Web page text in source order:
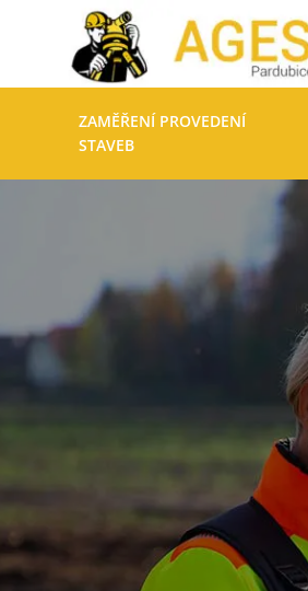
ZAMĚŘENÍ PROVEDENÍ
STAVEB